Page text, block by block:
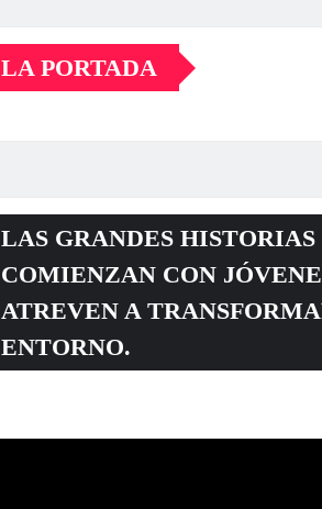
LA PORTADA
LAS GRANDES HISTORIAS
COMIENZAN CON
ATREVEN A
ENTORNO.